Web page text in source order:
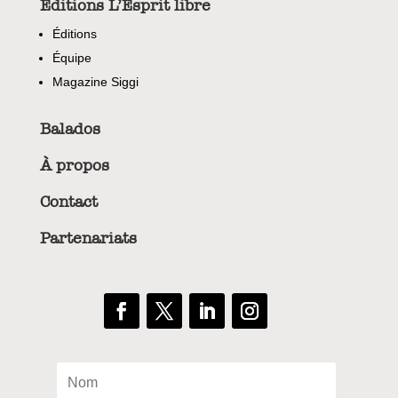
Éditions L’Esprit libre
Éditions
Équipe
Magazine Siggi
Balados
À propos
Contact
Partenariats